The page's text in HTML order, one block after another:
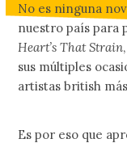
No es ninguna
nuestro país para
Heart’s That Strain
sus múltiples
artistas british
Es por eso que